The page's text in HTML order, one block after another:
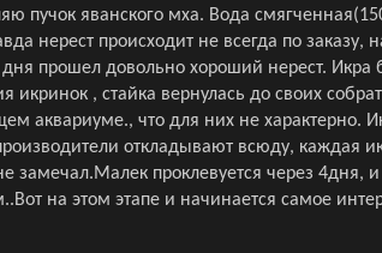
пучок яванского мха. Вода
нерест происходит не всегда по заказу,
прошел довольно хороший нерест. Икра
, стайка вернулась до своих
аквариуме., что для них не характерно.
откладывают всюду, каждая
замечал.Малек проклевуется через 4дня,
на этом этапе и начинается самое